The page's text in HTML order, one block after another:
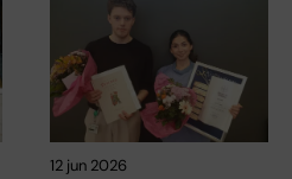
12 jun 2026